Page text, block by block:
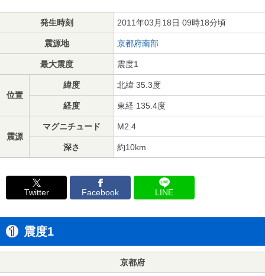
発生時刻 2011年03月18日 09時18分頃
震源地 京都府南部
最大震度 震度1
位置
緯度 北緯 35.3度
経度 東経 135.4度
震源
マグニチュード M2.4
深さ 約10km
Twitter Facebook LINE
震度1
京都府